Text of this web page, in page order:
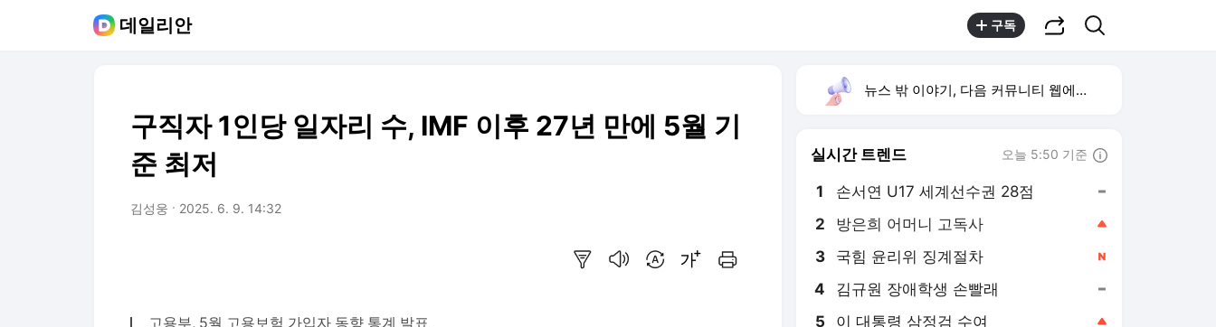
데일리안 구독
구직자 1인당 일자리 수, IMF 이후 27년 만에 5월 기
준 최저
김성웅 2025. 6. 9. 14:32
고용부, 5월 고용보험 가입자 동향 통계 발표
뉴스 밖 이야기, 다음 커뮤니티 웹에서 보기
실시간 트렌드 오늘 5:50 기준
1 손서연 U17 세계선수권 28점
2 방은희 어머니 고독사
3 국힘 윤리위 징계절차
4 김규원 장애학생 손빨래
5 이 대통령 삼정검 수여